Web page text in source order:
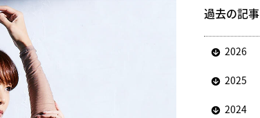
過去の記事
2026
2025
2024